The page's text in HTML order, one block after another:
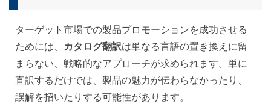
ターゲット市場での製品プロモーションを成功させる
ためには、
カタログ翻訳は単なる言語の置き換えに留
まらない、戦略的なアプローチが求められます。単に
直訳するだけでは、製品の魅力が伝わらなかったり、
誤解を招いたりする可能性があります。